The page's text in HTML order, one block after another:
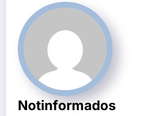
Notinformados